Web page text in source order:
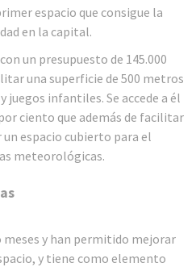
espacio que consigue la
en la capital.
un presupuesto de 145.000
una superficie de 500 metros
juegos infantiles. Se accede a él
ciento que además de facilitar
espacio cubierto para el
meteorológicas.
meses y han permitido mejorar
y tiene como elemento